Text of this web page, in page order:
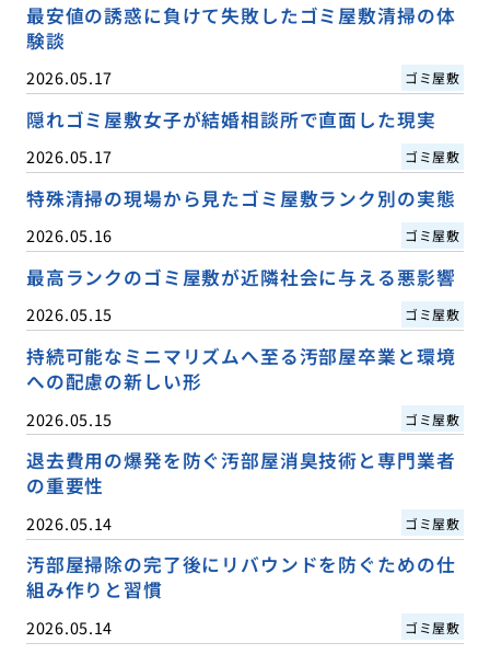
最安値の誘惑に負けて失敗したゴミ屋敷清掃の体
験談
2026.05.17 ゴミ屋敷
隠れゴミ屋敷女子が結婚相談所で直面した現実
2026.05.17 ゴミ屋敷
特殊清掃の現場から見たゴミ屋敷ランク別の実態
2026.05.16 ゴミ屋敷
最高ランクのゴミ屋敷が近隣社会に与える悪影響
2026.05.15 ゴミ屋敷
持続可能なミニマリズムへ至る汚部屋卒業と環境
への配慮の新しい形
2026.05.15 ゴミ屋敷
退去費用の爆発を防ぐ汚部屋消臭技術と専門業者
の重要性
2026.05.14 ゴミ屋敷
汚部屋掃除の完了後にリバウンドを防ぐための仕
組み作りと習慣
2026.05.14 ゴミ屋敷